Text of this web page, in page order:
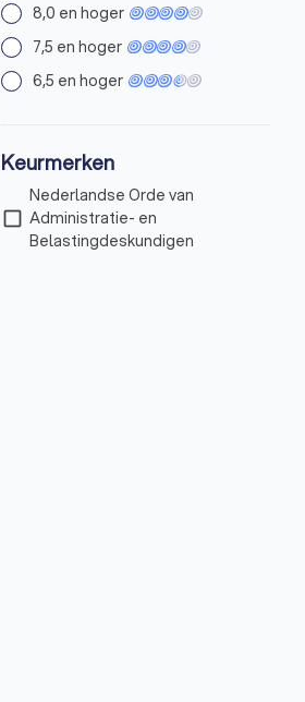
8,0 en hoger
7,5 en hoger
6,5 en hoger
Keurmerken
check_box_outline_blank
Nederlandse Orde van
Administratie- en
Belastingdeskundigen